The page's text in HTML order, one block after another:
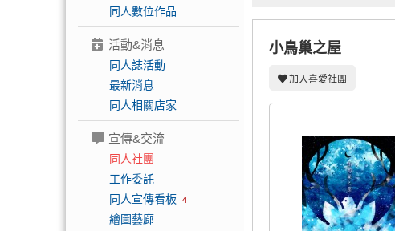
同人數位作品
活動&消息
同人誌活動
最新消息
同人相關店家
宣傳&交流
同人社團
工作委託
同人宣傳看板 4
繪圖藝廊
小鳥巢之屋
加入喜愛社團